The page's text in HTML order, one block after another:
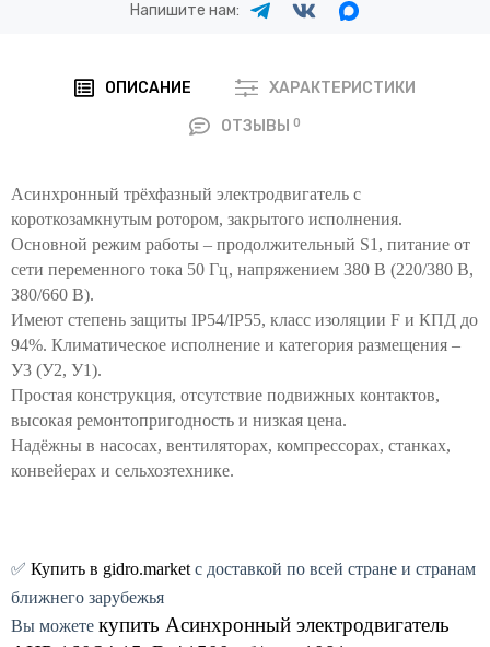
Напишите нам:
ОПИСАНИЕ ХАРАКТЕРИСТИКИ
ОТЗЫВЫ 0
Асинхронный трёхфазный электродвигатель с
короткозамкнутым ротором, закрытого исполнения.
Основной режим работы – продолжительный S1, питание от
сети переменного тока 50 Гц, напряжением 380 В (220/380 В,
380/660 В).
Имеют степень защиты IP54/IP55, класс изоляции F и КПД до
94%. Климатическое исполнение и категория размещения –
У3 (У2, У1).
Простая конструкция, отсутствие подвижных контактов,
высокая ремонтопригодность и низкая цена.
Надёжны в насосах, вентиляторах, компрессорах, станках,
конвейерах и сельхозтехнике.
✅ Купить в gidro.market с доставкой по всей стране и странам
ближнего зарубежья
Вы можете купить Асинхронный электродвигатель